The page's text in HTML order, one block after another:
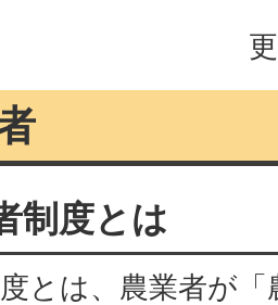
制度とは
とは、農業者が